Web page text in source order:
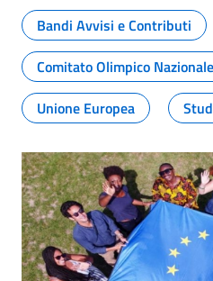
Bandi Avvisi e Contributi
Comitato Olimpico
Unione Europea